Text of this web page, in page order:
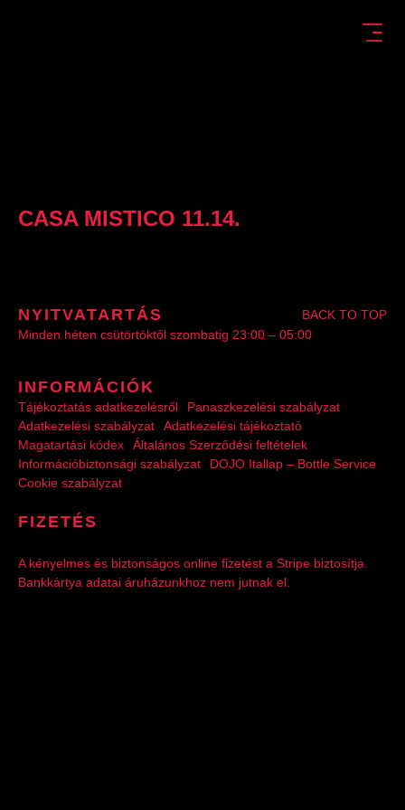
CASA MISTICO 11.14.
NYITVATARTÁS
BACK TO TOP
Minden héten csütörtöktől szombatig 23:00 – 05:00
INFORMÁCIÓK
Tájékoztatás adatkezelésről
Panaszkezelési szabályzat
Adatkezelési szabályzat
Adatkezelési tájékoztató
Magatartási kódex
Általános Szerződési feltételek
Információbiztonsági szabályzat
DOJO Itallap – Bottle Service
Cookie szabályzat
FIZETÉS
A kényelmes és biztonságos online fizetést a Stripe biztosítja.
Bankkártya adatai áruházunkhoz nem jutnak el.